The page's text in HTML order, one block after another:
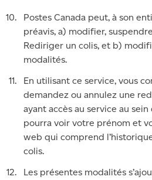
Postes Canada peut, à son
préavis, a) modifier,
Rediriger un colis, et b)
modalités.
En utilisant ce service, vous
demandez ou annulez une
ayant accès au service au
pourra voir votre prénom et
web qui comprend
colis.
Les présentes modalités